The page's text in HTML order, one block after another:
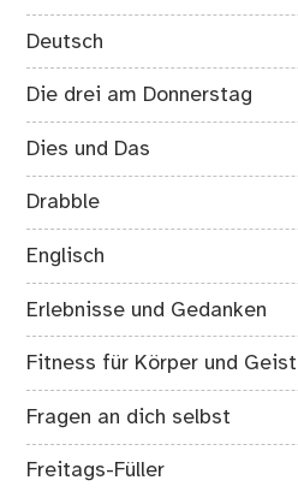
Deutsch
Die drei am Donnerstag
Dies und Das
Drabble
Englisch
Erlebnisse und Gedanken
Fitness für Körper und Geist
Fragen an dich selbst
Freitags-Füller